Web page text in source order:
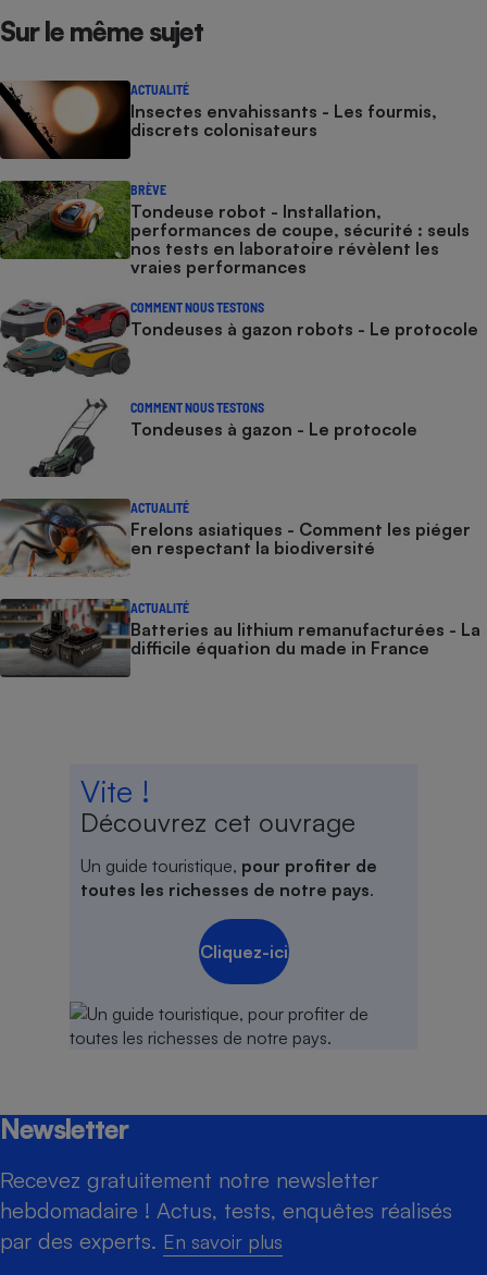
Sur le même sujet
ACTUALITÉ
Insectes envahissants - Les fourmis,
discrets colonisateurs
BRÈVE
Tondeuse robot - Installation,
performances de coupe, sécurité : seuls
nos tests en laboratoire révèlent les
vraies performances
COMMENT NOUS TESTONS
Tondeuses à gazon robots - Le protocole
COMMENT NOUS TESTONS
Tondeuses à gazon - Le protocole
ACTUALITÉ
Frelons asiatiques - Comment les piéger
en respectant la biodiversité
ACTUALITÉ
Batteries au lithium remanufacturées - La
difficile équation du made in France
Vite !
Découvrez cet ouvrage
Un guide touristique, pour profiter de
toutes les richesses de notre pays.
Cliquez-ici
Newsletter
Recevez gratuitement notre newsletter
hebdomadaire ! Actus, tests, enquêtes réalisés
par des experts. En savoir plus